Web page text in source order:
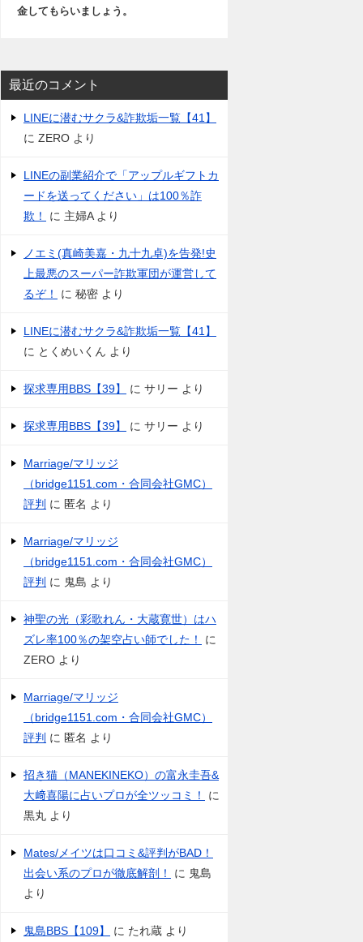
金してもらいましょう。
最近のコメント
LINEに潜むサクラ&詐欺垢一覧【41】
に ZERO より
LINEの副業紹介で「アップルギフトカ
ードを送ってください」は100％詐
欺！
に 主婦Aより
ノエミ(真崎美嘉・九十九卓)を告発!史
上最悪のスーパー詐欺軍団が運営して
るぞ！
に 秘密 より
LINEに潜むサクラ&詐欺垢一覧【41】
に とくめいくん より
探求専用BBS【39】 に サリー より
探求専用BBS【39】 に サリー より
Marriage/マリッジ
（bridge1151.com・合同会社GMC）
評判 に 匿名 より
Marriage/マリッジ
（bridge1151.com・合同会社GMC）
評判 に 鬼島 より
神聖の光（彩歌れん・大蔵寛世）はハ
ズレ率100％の架空占い師でした！
に
ZERO より
Marriage/マリッジ
（bridge1151.com・合同会社GMC）
評判 に 匿名 より
招き猫（MANEKINEKO）の富永圭吾&
大﨑喜陽に占いプロが全ツッコミ！
に
黒丸 より
Mates/メイツは口コミ&評判がBAD！
出会い系のプロが徹底解剖！
に 鬼島
より
鬼島BBS【109】 に たれ蔵 より